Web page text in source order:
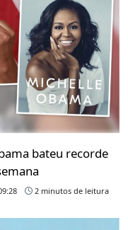
bateu recorde
2 minutos de leitura